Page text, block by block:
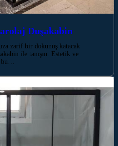
Duşakabin
zarif bir dokunuş katacak
ile tanışın. Estetik ve